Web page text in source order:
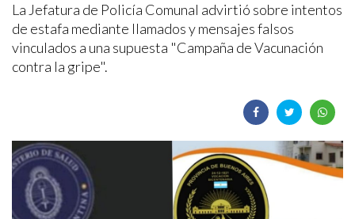
La Jefatura de Policía Comunal advirtió sobre intentos
de estafa mediante llamados y mensajes falsos
vinculados a una supuesta "Campaña de Vacunación
contra la gripe".